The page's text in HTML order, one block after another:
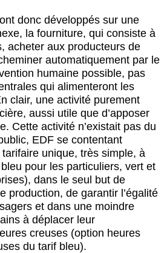
donc développés sur une
la fourniture, qui consiste à
acheter aux producteurs de
automatiquement par le
humaine possible, pas
qui alimenteront les
clair, une activité purement
aussi utile que d’apposer
Cette activité n’existait pas du
EDF se contentant
tarifaire unique, très simple, à
pour les particuliers, vert et
dans le seul but de
production, de garantir l’égalité
et dans une moindre
à déplacer leur
creuses (option heures
du tarif bleu).